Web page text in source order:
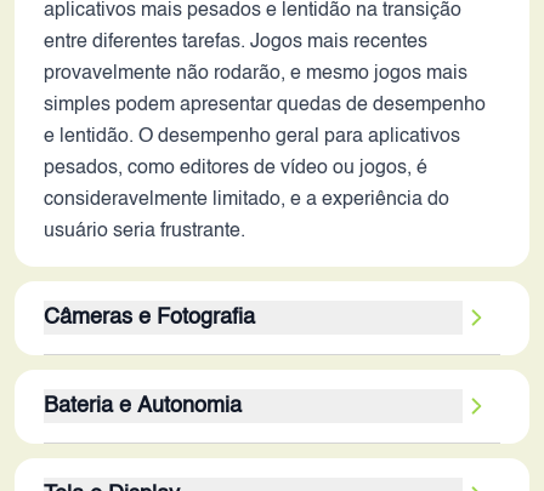
aplicativos mais pesados e lentidão na transição
entre diferentes tarefas. Jogos mais recentes
provavelmente não rodarão, e mesmo jogos mais
simples podem apresentar quedas de desempenho
e lentidão. O desempenho geral para aplicativos
pesados, como editores de vídeo ou jogos, é
consideravelmente limitado, e a experiência do
usuário seria frustrante.
Câmeras e Fotografia
adequadas para a época, mas não oferecem o nível
de qualidade e recursos encontrados em
Bateria e Autonomia